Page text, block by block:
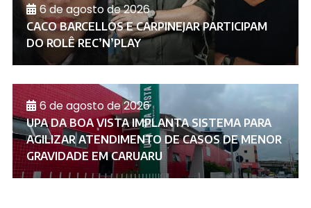
6 de agosto de 2026
CACO BARCELLOS E CARPINEJAR PARTICIPAM
DO ROLÊ REC’N’PLAY
6 de agosto de 2026
UPA DA BOA VISTA IMPLANTA SISTEMA PARA
AGILIZAR ATENDIMENTO DE CASOS DE MENOR
GRAVIDADE EM CARUARU